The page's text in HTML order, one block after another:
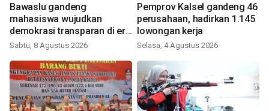
Bawaslu gandeng
mahasiswa wujudkan
demokrasi transparan di era
digital
Sabtu, 8 Agustus 2026
Pemprov Kalsel gandeng 46
perusahaan, hadirkan 1.145
lowongan kerja
Selasa, 4 Agustus 2026